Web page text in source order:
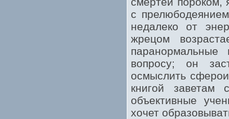
с
недалеко от
жрецом
вопросу; он
осмыслить
книгой заветам
объективные
хочет